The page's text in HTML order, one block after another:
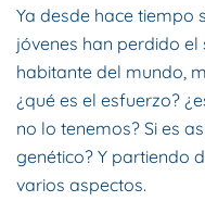
Ya desde hace tiempo
jóvenes han perdido
habitante del mundo,
¿qué es el esfuerzo?
no lo tenemos? Si es
genético? Y partiendo
varios aspectos.